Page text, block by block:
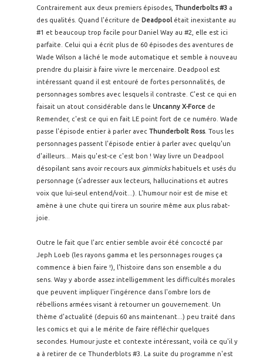
Contrairement aux deux premiers épisodes, Thunderbolts #3 a
des qualités. Quand l'écriture de Deadpool était inexistante au
#1 et beaucoup trop facile pour Daniel Way au #2, elle est ici
parfaite. Celui qui a écrit plus de 60 épisodes des aventures de
Wade Wilson a lâché le mode automatique et semble à nouveau
prendre du plaisir à faire vivre le mercenaire. Deadpool est
intéressant quand il est entouré de fortes personnalités, de
personnages sombres avec lesquels il contraste. C'est ce qui en
faisait un atout considérable dans le Uncanny X-Force de
Remender, c'est ce qui en fait LE point fort de ce numéro. Wade
passe l'épisode entier à parler avec Thunderbolt Ross. Tous les
personnages passent l'épisode entier à parler avec quelqu'un
d'ailleurs... Mais qu'est-ce c'est bon ! Way livre un Deadpool
désopilant sans avoir recours aux gimmickshabituels et usés du
personnage (s'adresser aux lecteurs, hallucinations et autres
voix que lui-seul entend/voit...). L'humour noir est de mise et
amène à une chute qui tirera un sourire même aux plus rabat-
joie.
Outre le fait que l'arc entier semble avoir été concocté par
Jeph Loeb (les rayons gamma et les personnages rouges ça
commence à bien faire !), l'histoire dans son ensemble a du
sens. Way y aborde assez intelligemment les difficultés morales
que peuvent impliquer l'ingérence dans l'ombre lors de
rébellions armées visant à retourner un gouvernement. Un
thème d'actualité (depuis 60 ans maintenant...) peu traité dans
les comics et qui a le mérite de faire réfléchir quelques
secondes. Humour juste et contexte intéressant, voilà ce qu'il y
a à retirer de ce Thunderblots #3. La suite du programme n'est